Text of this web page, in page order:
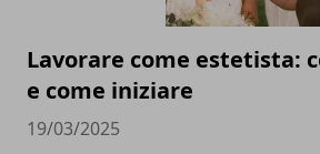
Lavorare come estetista:
e come iniziare
19/03/2025